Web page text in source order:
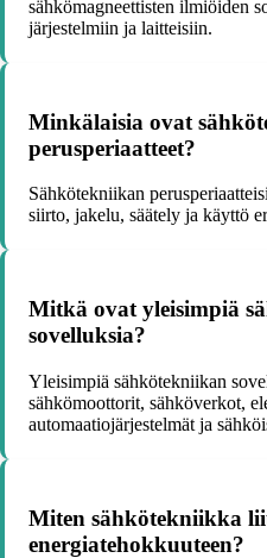
sähkömagneettisten ilmiöiden
järjestelmiin ja laitteisiin.
Minkälaisia ovat
perusperiaatteet?
Sähkötekniikan
siirto, jakelu, säätely ja käyttö
Mitkä ovat yleisimpiä
sovelluksia?
Yleisimpiä sähkötekniikan
sähkömoottorit, sähköverkot,
automaatiojärjestelmät ja
Miten sähkötekniikka
energiatehokkuuteen?